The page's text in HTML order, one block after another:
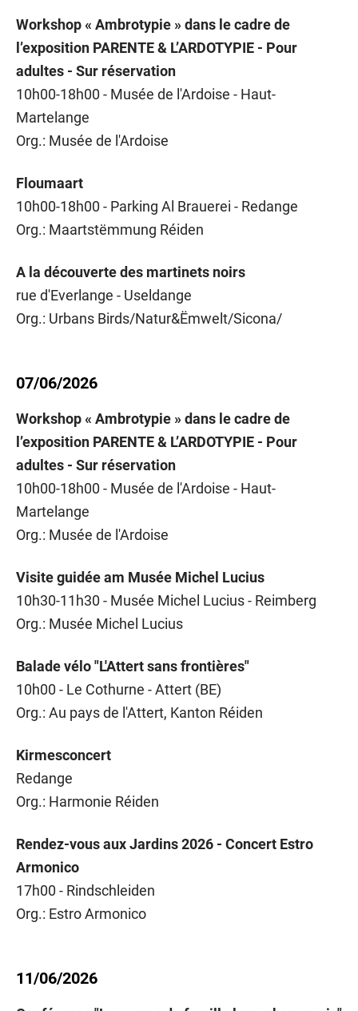
Workshop « Ambrotypie » dans le cadre de
l’exposition PARENTE & L’ARDOTYPIE - Pour
adultes - Sur réservation
10h00-18h00 - Musée de l'Ardoise - Haut-
Martelange
Org.: Musée de l'Ardoise
Floumaart
10h00-18h00 - Parking Al Brauerei - Redange
Org.: Maartstëmmung Réiden
A la découverte des martinets noirs
rue d'Everlange - Useldange
Org.: Urbans Birds/Natur&Ëmwelt/Sicona/
07/06/2026
Workshop « Ambrotypie » dans le cadre de
l’exposition PARENTE & L’ARDOTYPIE - Pour
adultes - Sur réservation
10h00-18h00 - Musée de l'Ardoise - Haut-
Martelange
Org.: Musée de l'Ardoise
Visite guidée am Musée Michel Lucius
10h30-11h30 - Musée Michel Lucius - Reimberg
Org.: Musée Michel Lucius
Balade vélo "L'Attert sans frontières"
10h00 - Le Cothurne - Attert (BE)
Org.: Au pays de l'Attert, Kanton Réiden
Kirmesconcert
Redange
Org.: Harmonie Réiden
Rendez-vous aux Jardins 2026 - Concert Estro
Armonico
17h00 - Rindschleiden
Org.: Estro Armonico
11/06/2026